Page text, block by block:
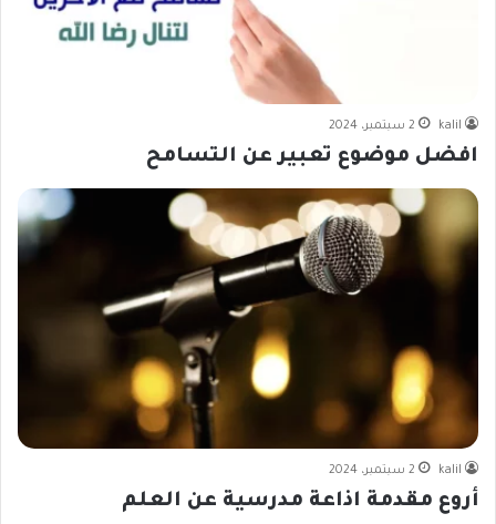
kalil 2 سبتمبر، 2024
افضل موضوع تعبير عن التسامح
kalil 2 سبتمبر، 2024
أروع مقدمة اذاعة مدرسية عن العلم